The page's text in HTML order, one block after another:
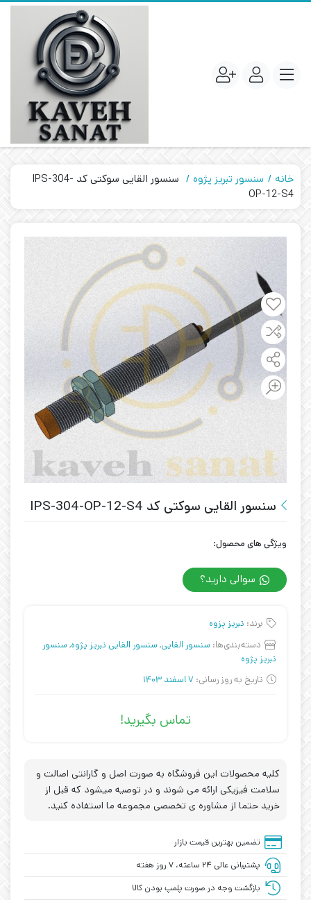
خانه سنسور تبریز پژوه
سنسور القایی سوکتی کد IPS-304-
OP-12-S4
سنسور القایی سوکتی کد IPS-304-OP-12-S4
ویژگی های محصول:
سوالی دارید؟
برند: تبریز پزوه
دسته‌بندی‌ها: سنسور القایی, سنسور القایی تبریز پژوه, سنسور
تبریز پژوه
تاریخ به روز رسانی: 7 اسفند 1403
تماس بگیرید!
کلیه محصولات این فروشگاه به صورت اصل و گارانتی اصالت و
سلامت فیزیکی ارائه می شوند و در توصیه میشود که قبل از
خرید حتما از مشاوره ی تخصصی مجموعه ما استفاده کنید.
تضمین بهترین قیمت بازار
پشتیبانی عالی ۲۴ ساعته، ۷ روز هفته
بازگشت وجه در صورت پلمپ بودن کالا